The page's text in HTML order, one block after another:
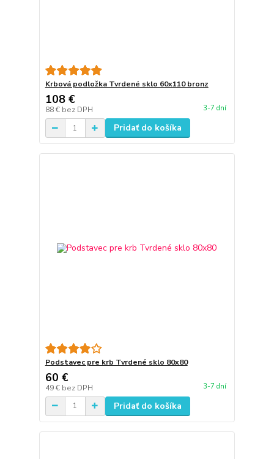
Krbová podložka Tvrdené sklo 60x110 bronz
108 €
88 € bez DPH 3-7 dní
Pridať do košíka
Podstavec pre krb Tvrdené sklo 80x80
60 €
49 € bez DPH 3-7 dní
Pridať do košíka